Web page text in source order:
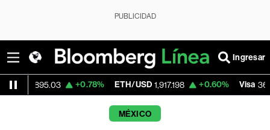
PUBLICIDAD
Ingresar
+0.78% ETH/USD 1,917.198 +0.60% Visa 364.46 -
MÉXICO